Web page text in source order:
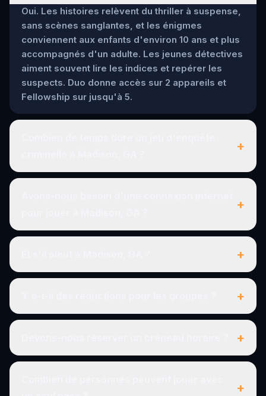
Oui. Les histoires relèvent du thriller à suspense,
sans scènes sanglantes, et les énigmes
conviennent aux enfants d'environ 10 ans et plus
accompagnés d'un adulte. Les jeunes détectives
aiment souvent lire les indices et repérer les
suspects. Duo donne accès sur 2 appareils et
Fellowship sur jusqu'à 5.
+
+
+
+
+
+